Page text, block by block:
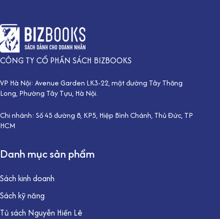
CÔNG TY CỔ PHẦN SÁCH BIZBOOKS
VP Hà Nội: Avenue Garden LK3-22, mặt đường Tây Thăng
Long, Phường Tây Tựu, Hà Nội.
Chi nhánh: Số 45 đường 8, KP5, Hiệp Bình Chánh, Thủ Đức, TP
HCM
Danh mục sản phẩm
Sách kinh doanh
Sách kỹ năng
Tủ sách Nguyễn Hiến Lê